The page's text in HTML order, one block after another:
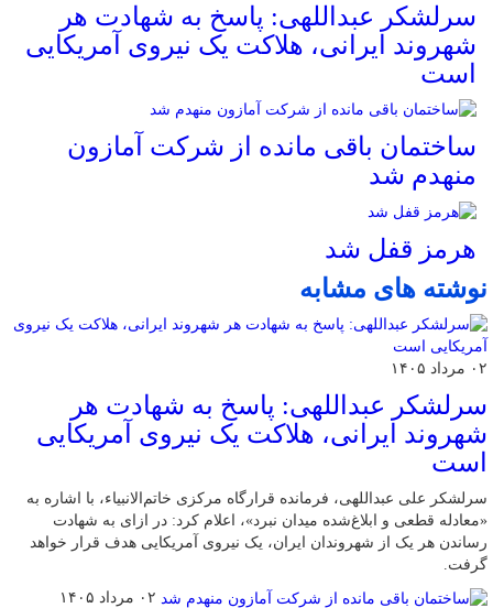
سرلشکر عبداللهی: پاسخ به شهادت هر
شهروند ایرانی، هلاکت یک نیروی آمریکایی
است
ساختمان باقی مانده از شرکت آمازون
منهدم شد
هرمز قفل شد
نوشته های مشابه
۰۲ مرداد ۱۴۰۵
سرلشکر عبداللهی: پاسخ به شهادت هر
شهروند ایرانی، هلاکت یک نیروی آمریکایی
است
سرلشکر علی عبداللهی، فرمانده قرارگاه مرکزی خاتم‌الانبیاء، با اشاره به
«معادله قطعی و ابلاغ‌شده میدان نبرد»، اعلام کرد: در ازای به شهادت
رساندن هر یک از شهروندان ایران، یک نیروی آمریکایی هدف قرار خواهد
گرفت.
۰۲ مرداد ۱۴۰۵